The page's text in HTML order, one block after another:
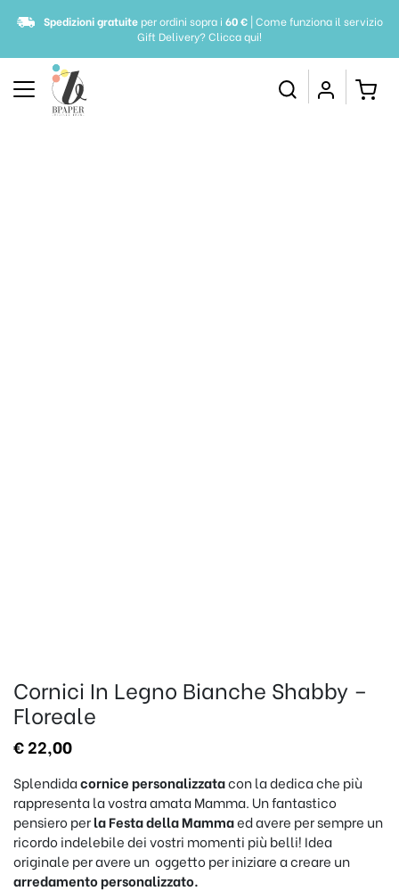
Spedizioni gratuiteper ordini sopra i 60 €| Come funziona il servizio
Gift Delivery?Clicca qui!
Cornici In Legno Bianche Shabby –
Floreale
€22,00
Splendidacornice personalizzatacon la dedica che più
rappresenta la vostra amata Mamma. Un fantastico
pensiero perla Festa della Mammaed avere per sempre un
ricordo indelebile dei vostri momenti più belli! Idea
originale per avere un oggetto per iniziare a creare un
arredamento personalizzato.